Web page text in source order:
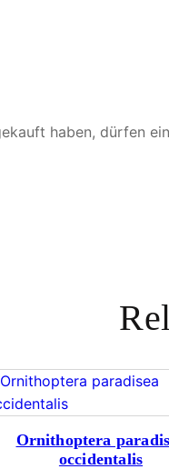
haben, dürfen
Ornithoptera
occidentalis